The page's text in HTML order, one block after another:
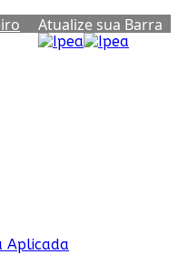
Atualize sua Barra
Aplicada